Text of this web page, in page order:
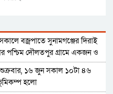
বজ্রপাতে সুনামগঞ্জের দিরাই
পশ্চিম দৌলতপুর গ্রামে একজন ও
উপজেলার জিনারপুর গ্রামে দু’জন
১৬ জুন সকাল ১০টা ৪৬
হলো